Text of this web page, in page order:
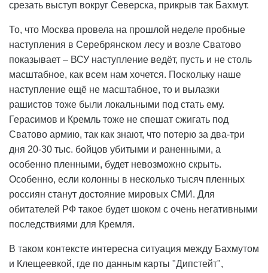
срезать выступ вокруг Северска, прикрыв так Бахмут.
То, что Москва провела на прошлой неделе пробные
наступления в Серебрянском лесу и возле Сватово
показывает – ВСУ наступление ведёт, пусть и не столь
масштабное, как всем нам хочется. Поскольку наше
наступление ещё не масштабное, то и вылазки
рашистов тоже были локальными под стать ему.
Герасимов и Кремль тоже не спешат сжигать под
Сватово армию, так как знают, что потерю за два-три
дня 20-30 тыс. бойцов убитыми и раненными, а
особенно пленными, будет невозможно скрыть.
Особенно, если колонны в несколько тысяч пленных
россиян станут достояние мировых СМИ. Для
обитателей РФ такое будет шоком с очень негативными
последствиями для Кремля.
В таком контексте интересна ситуация между Бахмутом
и Клещеевкой, где по данным карты "Дипстейт",